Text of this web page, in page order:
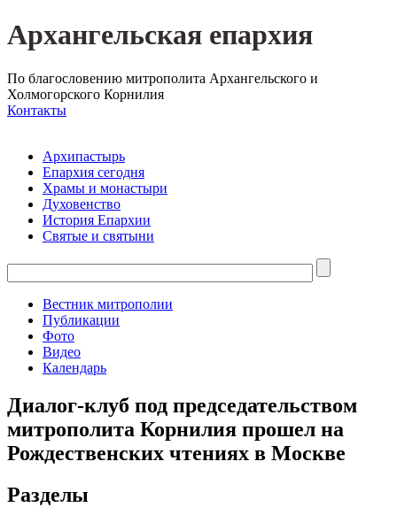
Архангельская епархия
По благословению митрополита Архангельского и
Холмогорского Корнилия
Контакты
Архипастырь
Епархия сегодня
Храмы и монастыри
Духовенство
История Епархии
Святые и святыни
Вестник митрополии
Публикации
Фото
Видео
Календарь
Диалог-клуб под председательством
митрополита Корнилия прошел на
Рождественских чтениях в Москве
Разделы